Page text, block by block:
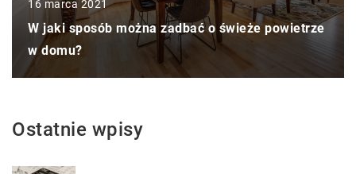
16 marca 2021
W jaki sposób można zadbać o świeże powietrze
w domu?
Ostatnie wpisy